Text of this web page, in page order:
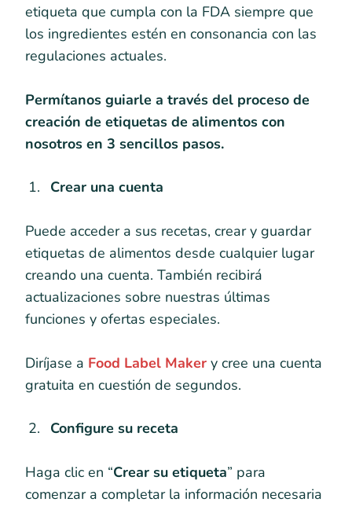
etiqueta que cumpla con la FDA siempre que
los ingredientes estén en consonancia con las
regulaciones actuales.
Permítanos guiarle a través del proceso de
creación de etiquetas de alimentos con
nosotros en 3 sencillos pasos.
Crear una cuenta
Puede acceder a sus recetas, crear y guardar
etiquetas de alimentos desde cualquier lugar
creando una cuenta. También recibirá
actualizaciones sobre nuestras últimas
funciones y ofertas especiales.
Diríjase a Food Label Maker y cree una cuenta
gratuita en cuestión de segundos.
Configure su receta
Haga clic en “Crear su etiqueta” para
comenzar a completar la información necesaria